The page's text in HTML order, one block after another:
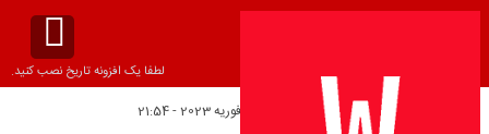
لطفا یک افزونه تاریخ نصب کنید.
تاریخ انتشار: